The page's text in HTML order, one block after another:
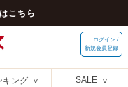
こちら
ログイン /
新規会員登録
キング SALE